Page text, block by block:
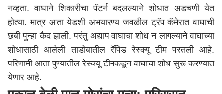
नव्हता. वाघाने शिकारीचा पॅटर्न बदलल्याने शोधात अडचणी येत
होत्या. मात्र आता येडशी अभयारण्य जवळील ट्रॅप कॅमेरात वाघाची
छबी पुन्हा कैद झाली. परंतु अद्याप वाघाचा शोध न लागल्याने वाघाच्या
शोधासाठी आलेली ताडोबातील रॅपिड रेस्क्यू टीम परतली आहे.
परिणामी आता पुण्यातील रेस्क्यू टीमकडून वाघाचा शोध सुरू करण्यात
येणार आहे.